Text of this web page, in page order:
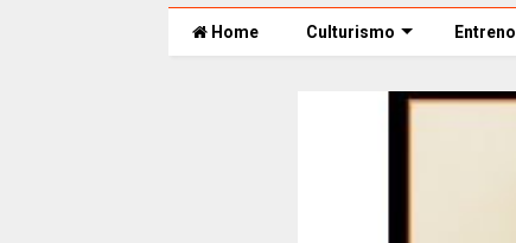
Home Culturismo Entreno